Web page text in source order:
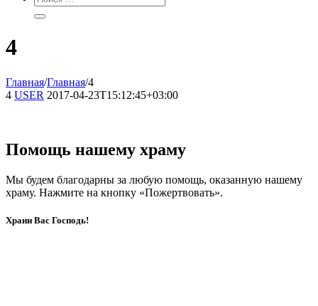
4
Главная/Главная/4
4 USER 2017-04-23T15:12:45+03:00
Помощь нашему храму
Мы будем благодарны за любую помощь, оказанную нашему
храму. Нажмите на кнопку «Пожертвовать».
Храни Вас Господь!